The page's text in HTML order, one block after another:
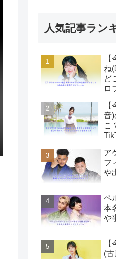
人気記事ラン
ね(
ど
ロ
音)
こ
ア
フ
や
ペ
本
や
(